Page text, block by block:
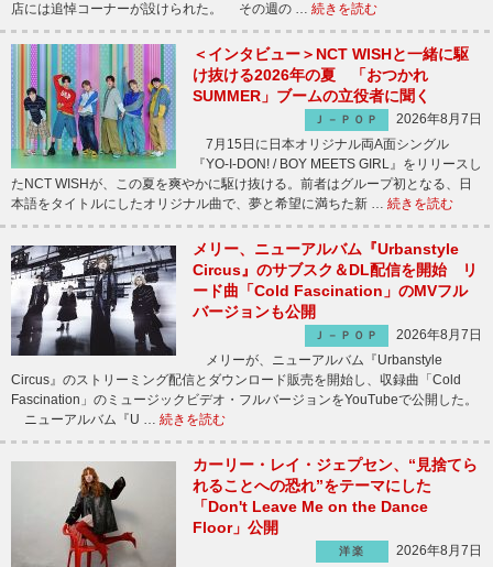
店には追悼コーナーが設けられた。 その週の … 続きを読む
＜インタビュー＞NCT WISHと一緒に駆
け抜ける2026年の夏 「おつかれ
SUMMER」ブームの立役者に聞く
Ｊ－ＰＯＰ
2026年8月7日
7月15日に日本オリジナル両A面シングル
『YO-I-DON! / BOY MEETS GIRL』をリリースし
たNCT WISHが、この夏を爽やかに駆け抜ける。前者はグループ初となる、日
本語をタイトルにしたオリジナル曲で、夢と希望に満ちた新 … 続きを読む
メリー、ニューアルバム『Urbanstyle
Circus』のサブスク＆DL配信を開始 リ
ード曲「Cold Fascination」のMVフル
バージョンも公開
Ｊ－ＰＯＰ
2026年8月7日
メリーが、ニューアルバム『Urbanstyle
Circus』のストリーミング配信とダウンロード販売を開始し、収録曲「Cold
Fascination」のミュージックビデオ・フルバージョンをYouTubeで公開した。
ニューアルバム『U … 続きを読む
カーリー・レイ・ジェプセン、“見捨てら
れることへの恐れ”をテーマにした
「Don't Leave Me on the Dance
Floor」公開
洋楽
2026年8月7日